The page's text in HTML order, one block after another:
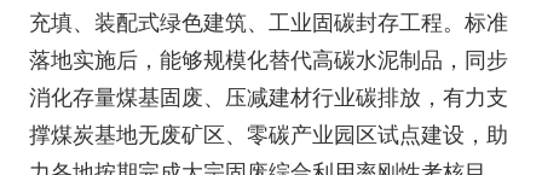
充填、装配式绿色建筑、工业固碳封存工程。标准
落地实施后，能够规模化替代高碳水泥制品，同步
消化存量煤基固废、压减建材行业碳排放，有力支
撑煤炭基地无废矿区、零碳产业园区试点建设，助